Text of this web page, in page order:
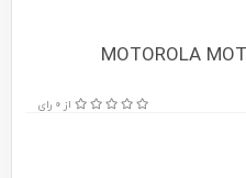
MOTOROLA
از 0 رای